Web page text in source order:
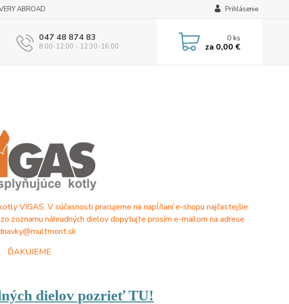
ABROAD Prihlásenie
047 48 874 83
8:00-12:00 - 12:30-16:00
0ks
za 0,00 €
VIGAS. V súčasnosti pracujeme na napĺňaní e-shopu najčastejšie
zoznamu náhradných dielov dopytujte prosím e-mailom na adrese
ĎAKUJEME
dielov pozrieť TU!